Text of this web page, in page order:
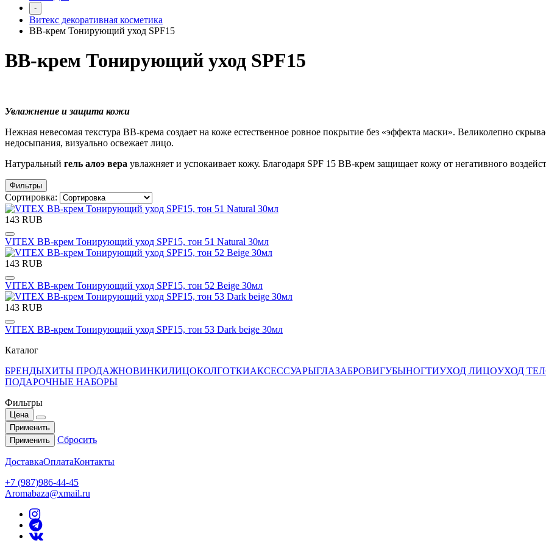
-
Витекс декоративная косметика
BB-крем Тонирующий уход SPF15
BB-крем Тонирующий уход SPF15
Увлажнение и защита кожи
Нежная невесомая текстура ВВ-крема создает на коже естественное ровное покрытие без «эффекта маски». Великолепно
недосыпания, визуально освежает лицо.
Натуральный гель алоэ вера увлажняет и успокаивает кожу. Благодаря SPF 15 ВВ-крем защищает кожу от негативного
Фильтры
Сортировка:
143 RUB
VITEX BB-крем Тонирующий уход SPF15, тон 51 Natural 30мл
143 RUB
VITEX BB-крем Тонирующий уход SPF15, тон 52 Beige 30мл
143 RUB
VITEX BB-крем Тонирующий уход SPF15, тон 53 Dark beige 30мл
Каталог
БРЕНДЫХИТЫ ПРОДАЖНОВИНКИЛИЦОКОЛГОТКИАКСЕССУАРЫГЛАЗАБРОВИГУБЫНОГТИУХОД ЛИЦОУХОД
ПОДАРОЧНЫЕ НАБОРЫ
Фильтры
Цена
Применить
Применить
Сбросить
ДоставкаОплатаКонтакты
+7 (987)986-44-45
Aromabaza@xmail.ru